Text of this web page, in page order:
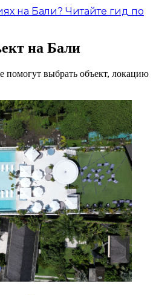
на Бали? Читайте гид по
на Бали
помогут выбрать объект, локацию